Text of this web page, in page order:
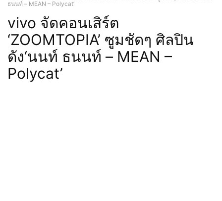
ธนนท์ – MEAN – Polycat’
vivo จัดคอนเสิร์ต
‘ZOOMTOPIA’ ซูมชัดๆ ศิลปิน
ดัง‘นนท์ ธนนท์ – MEAN –
Polycat’